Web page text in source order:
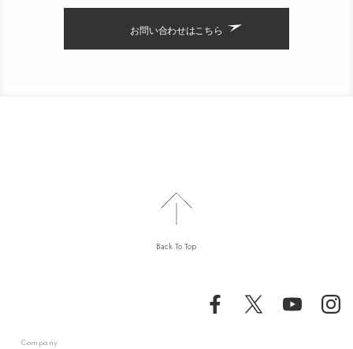
お問い合わせはこちら
Back To Top
Company